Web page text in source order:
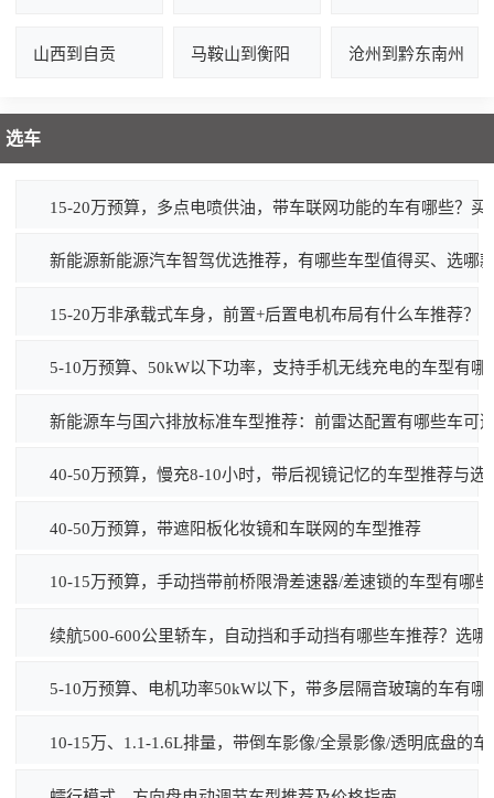
山西到自贡 马鞍山到衡阳 沧州到黔东南州
选车
15-20万预算，多点电喷供油，带车联网功能的车有哪些？买
新能源新能源汽车智驾优选推荐，有哪些车型值得买、选哪
15-20万非承载式车身，前置+后置电机布局有什么车推荐？
5-10万预算、50kW以下功率，支持手机无线充电的车型有哪
新能源车与国六排放标准车型推荐：前雷达配置有哪些车可
40-50万预算，慢充8-10小时，带后视镜记忆的车型推荐与选
40-50万预算，带遮阳板化妆镜和车联网的车型推荐
10-15万预算，手动挡带前桥限滑差速器/差速锁的车型有哪
续航500-600公里轿车，自动挡和手动挡有哪些车推荐？选
5-10万预算、电机功率50kW以下，带多层隔音玻璃的车有哪
10-15万、1.1-1.6L排量，带倒车影像/全景影像/透明底盘的